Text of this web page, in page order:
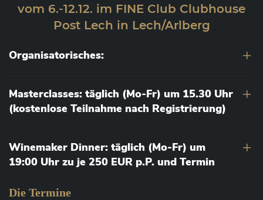
vom 6.-12.12. im FINE Club Clubhouse
Post Lech in Lech/Arlberg
Organisatorisches:
Masterclasses: täglich (Mo-Fr) um 15.30 Uhr
(kostenlose Teilnahme nach Registrierung)
Winemaker Dinner: täglich (Mo-Fr) um
19:00 Uhr zu je 250 EUR p.P. und Termin
Die Termine